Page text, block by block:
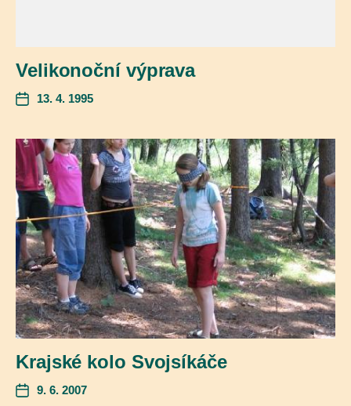
Velikonoční výprava
13. 4. 1995
Krajské kolo Svojsíkáče
9. 6. 2007